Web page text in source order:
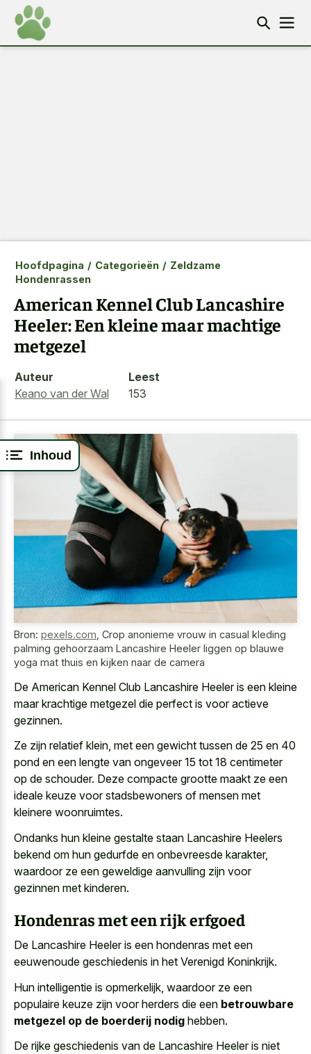
Inhoud
Hoofdpagina / Categorieën / Zeldzame
Hondenrassen
American Kennel Club Lancashire
Heeler: Een kleine maar machtige
metgezel
Auteur
Keano van der Wal
Leest
153
Bron: pexels.com Crop anonieme vrouw in casual kleding
palming gehoorzaam Lancashire Heeler liggen op blauwe
yoga mat thuis en kijken naar de camera
De American Kennel Club Lancashire Heeler is een kleine
maar krachtige metgezel die perfect is voor actieve
gezinnen.
Ze zijn relatief klein, met een gewicht tussen de 25 en 40
pond en een lengte van ongeveer 15 tot 18 centimeter
op de schouder. Deze compacte grootte maakt ze een
ideale keuze voor stadsbewoners of mensen met
kleinere woonruimtes.
Ondanks hun kleine gestalte staan Lancashire Heelers
bekend om hun gedurfde en onbevreesde karakter,
waardoor ze een geweldige aanvulling zijn voor
gezinnen met kinderen.
Hondenras met een rijk erfgoed
De Lancashire Heeler is een hondenras met een
eeuwenoude geschiedenis in het Verenigd Koninkrijk.
Hun intelligentie is opmerkelijk, waardoor ze een
populaire keuze zijn voor herders die een betrouwbare
metgezel op de boerderij nodig hebben.
De rijke geschiedenis van de Lancashire Heeler is niet